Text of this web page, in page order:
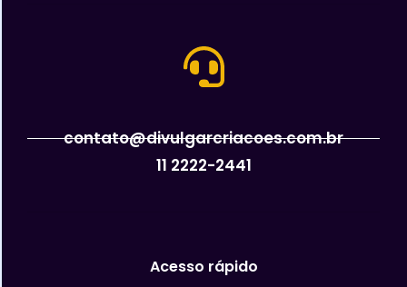
contato@divulgarcriacoes.com.br
11 2222-2441
Acesso rápido